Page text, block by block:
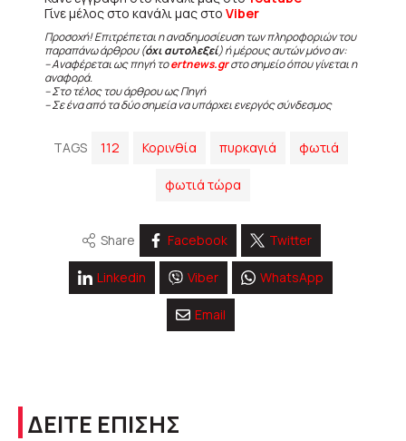
Γίνε μέλος στο κανάλι μας στο Viber
Προσοχή! Επιτρέπεται η αναδημοσίευση των πληροφοριών του
παραπάνω άρθρου (όχι αυτολεξεί) ή μέρους αυτών μόνο αν:
– Αναφέρεται ως πηγή τοertnews.grστο σημείο όπου γίνεται η
αναφορά.
– Στο τέλος του άρθρου ως Πηγή
– Σε ένα από τα δύο σημεία να υπάρχει ενεργός σύνδεσμος
TAGS 112 Κορινθία πυρκαγιά φωτιά
φωτιά τώρα
Share Facebook Twitter
Linkedin Viber WhatsApp
Email
ΔΕΙΤΕ ΕΠΙΣΗΣ